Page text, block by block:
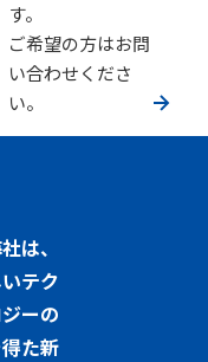
す。
ご希望の方はお問
い合わせくださ
い。
は、
テク
ーの
た新